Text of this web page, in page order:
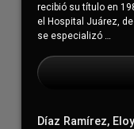
recibió su título en
el Hospital Juárez,
se especializó …
Díaz Ramírez, Eloy